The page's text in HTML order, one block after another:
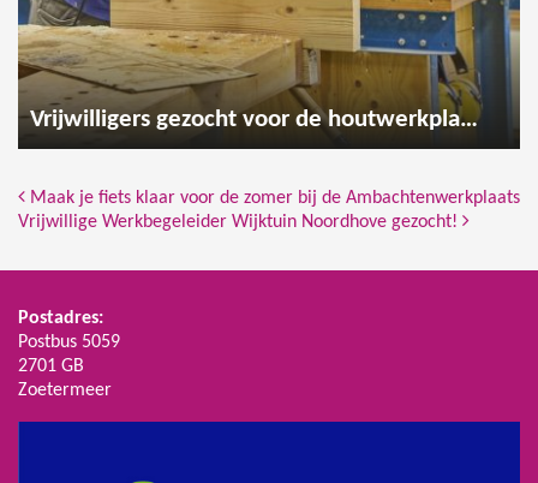
Vrijwilligers gezocht voor de houtwerkplaats
Bericht Navigatie
Maak je fiets klaar voor de zomer bij de Ambachtenwerkplaats
Vrijwillige Werkbegeleider Wijktuin Noordhove gezocht!
Postadres:
Postbus 5059
2701 GB
Zoetermeer